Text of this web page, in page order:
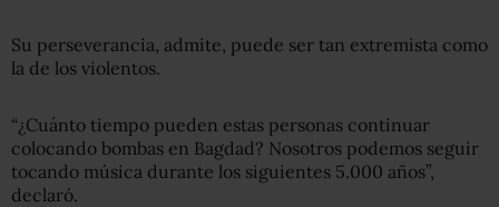
Su perseverancia, admite, puede ser tan extremista como
la de los violentos.
“¿Cuánto tiempo pueden estas personas continuar
colocando bombas en Bagdad? Nosotros podemos seguir
tocando música durante los siguientes 5.000 años”,
declaró.